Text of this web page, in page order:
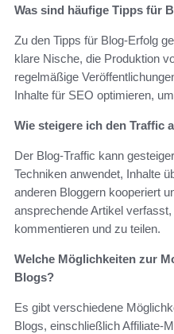
Was sind häufige Tipps für
Zu den Tipps für Blog-Erfolg
klare Nische, die Produktion
regelmäßige
Inhalte für SEO optimieren,
Wie steigere ich den Traffic
Der Blog-Traffic kann
Techniken anwendet, Inhalte
anderen Bloggern kooperiert
ansprechende Artikel
kommentieren und zu teilen.
Welche Möglichkeiten zur
Blogs?
Es gibt verschiedene
Blogs, einschließlich Affiliate-